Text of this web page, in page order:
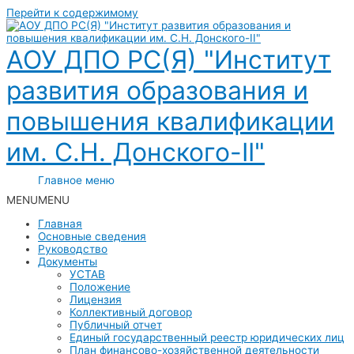
Перейти к содержимому
АОУ ДПО РС(Я) "Институт
развития образования и
повышения квалификации
им. С.Н. Донского-II"
Главное меню
MENUMENU
Главная
Основные сведения
Руководство
Документы
УСТАВ
Положение
Лицензия
Коллективный договор
Публичный отчет
Единый государственный реестр юридических лиц
План финансово-хозяйственной деятельности